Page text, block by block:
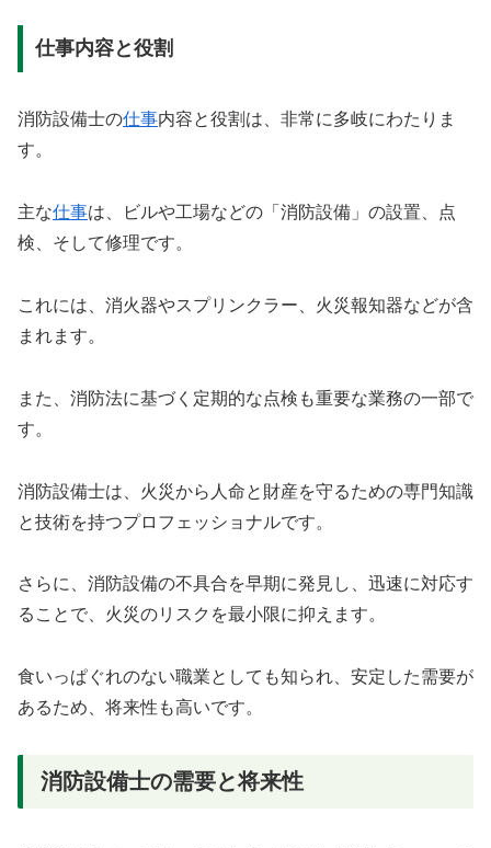
仕事内容と役割
消防設備士の仕事内容と役割は、非常に多岐にわたりま
す。
主な仕事は、ビルや工場などの「消防設備」の設置、点
検、そして修理です。
これには、消火器やスプリンクラー、火災報知器などが含
まれます。
また、消防法に基づく定期的な点検も重要な業務の一部で
す。
消防設備士は、火災から人命と財産を守るための専門知識
と技術を持つプロフェッショナルです。
さらに、消防設備の不具合を早期に発見し、迅速に対応す
ることで、火災のリスクを最小限に抑えます。
食いっぱぐれのない職業としても知られ、安定した需要が
あるため、将来性も高いです。
消防設備士の需要と将来性